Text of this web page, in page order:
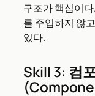
구조가 핵심이
를 주입하지 않
있다.
Skill 3: 컴